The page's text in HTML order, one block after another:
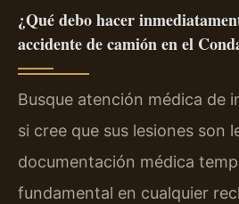
¿Qué debo hacer
accidente de camión en el
Busque atención médica de
si cree que sus lesiones son
documentación médica
fundamental en cualquier